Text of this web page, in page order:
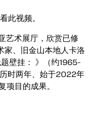
此视频。
艺术展厅，欣赏已修
、旧金山本地人卡洛
壁挂：
》（约1965-
时两年、始于2022年
目的成果。